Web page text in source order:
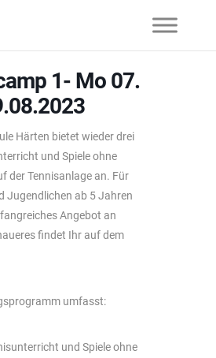
1- Mo 07.
Härten bietet wieder drei
und Spiele ohne
der Tennisanlage an. Für
Jugendlichen ab 5 Jahren
Angebot an
findet Ihr auf dem
umfasst:
und Spiele ohne